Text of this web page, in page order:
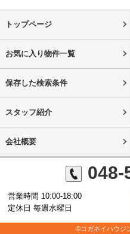
トップページ
お気に入り物件一覧
保存した検索条件
スタッフ紹介
会社概要
048-
営業時間 10:00-18:00
定休日 毎週水曜日
©コガネイハウジ